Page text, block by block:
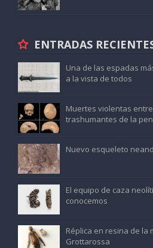
ENTRADAS
Una de las espadas
a la vista de todos
Muertes violentas
trashumantes de la
Nuevo esqueleto
El equipo de caza
conocemos
Réplica en resina de la
Grottarossa